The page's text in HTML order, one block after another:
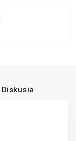
Diskusia